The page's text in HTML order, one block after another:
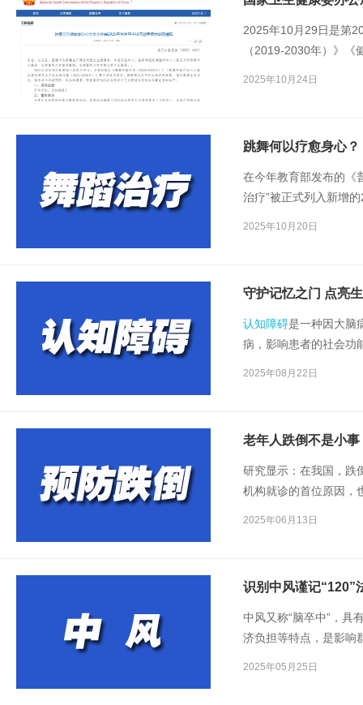
2025年10月29日是第
（2019-2030年）》
2025年10月24日
跳舞何以疗愈身心？
在今年教育部发布的《
治疗”被正式列入新增
2025年10月20日
守护记忆之门 点亮
认知障碍是一种因大脑
病，影响患者的社会功
2025年08月22日
老年人跌倒不是小
研究显示：在我国，跌
机构就诊的首位原因，
2025年06月13日
识别中风谨记“120”
中风又称“脑卒中”，具
济负担等特点，是影响
2025年05月25日